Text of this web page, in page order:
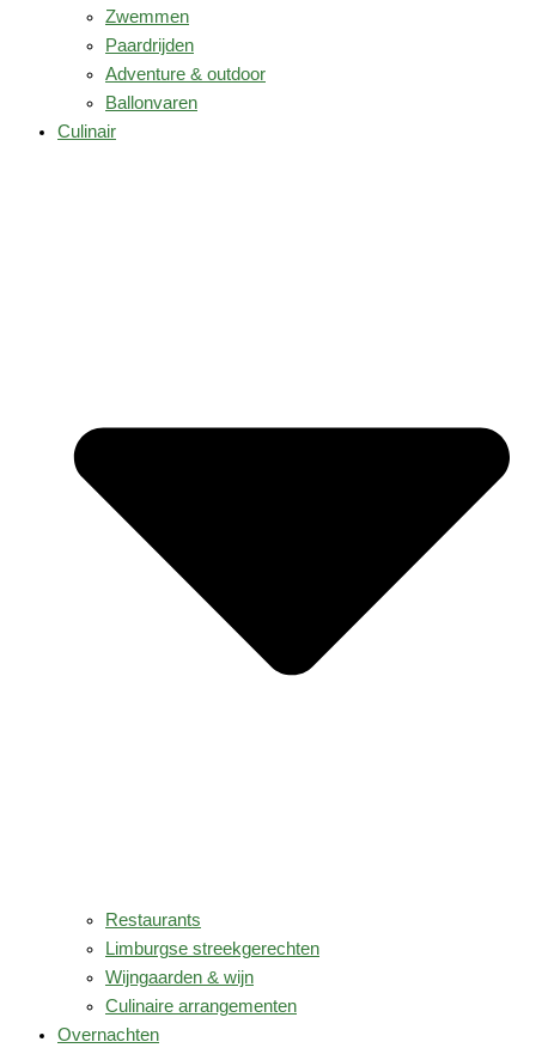
Zwemmen
Paardrijden
Adventure & outdoor
Ballonvaren
Culinair
Restaurants
Limburgse streekgerechten
Wijngaarden & wijn
Culinaire arrangementen
Overnachten